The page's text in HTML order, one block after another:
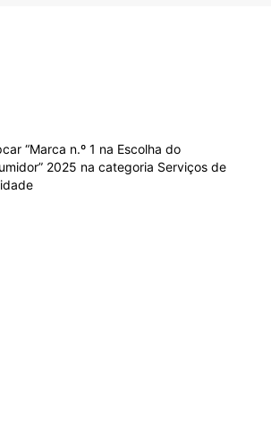
“Marca n.º 1 na Escolha do
2025 na categoria Serviços de